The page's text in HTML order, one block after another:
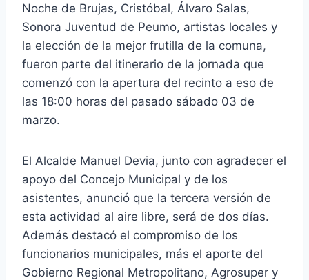
Noche de Brujas, Cristóbal, Álvaro Salas,
Sonora Juventud de Peumo, artistas locales y
la elección de la mejor frutilla de la comuna,
fueron parte del itinerario de la jornada que
comenzó con la apertura del recinto a eso de
las 18:00 horas del pasado sábado 03 de
marzo.
El Alcalde Manuel Devia, junto con agradecer el
apoyo del Concejo Municipal y de los
asistentes, anunció que la tercera versión de
esta actividad al aire libre, será de dos días.
Además destacó el compromiso de los
funcionarios municipales, más el aporte del
Gobierno Regional Metropolitano, Agrosuper y